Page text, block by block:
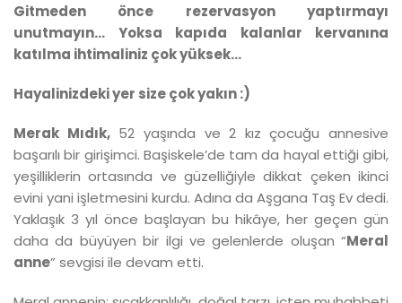
Gitmeden önce rezervasyon yaptırmayı
unutmayın... Yoksa kapıda kalanlar kervanına
katılma ihtimaliniz çok yüksek...
Hayalinizdeki yer size çok yakın :)
Merak Mıdık,52 yaşında ve 2 kız çocuğu annesive
başarılı bir girişimci. Başiskele’de tam da hayal ettiği gibi,
yeşilliklerin ortasında ve güzelliğiyle dikkat çeken ikinci
evini yani işletmesini kurdu. Adına da Aşgana Taş Ev dedi.
Yaklaşık 3 yıl önce başlayan bu hikâye, her geçen gün
daha da büyüyen bir ilgi ve gelenlerde oluşan “Meral
anne” sevgisi ile devam etti.